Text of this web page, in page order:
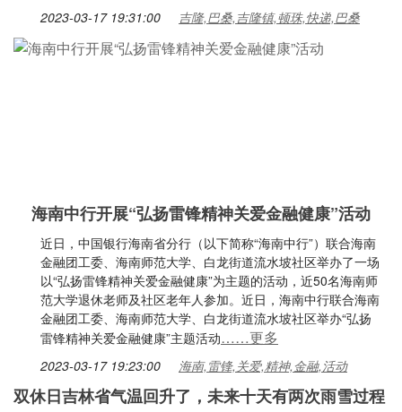
2023-03-17 19:31:00 吉隆,巴桑,吉隆镇,顿珠,快递,巴桑
海南中行开展“弘扬雷锋精神关爱金融健康”活动
近日，中国银行海南省分行（以下简称“海南中行”）联合海南
金融团工委、海南师范大学、白龙街道流水坡社区举办了一场
以“弘扬雷锋精神关爱金融健康”为主题的活动，近50名海南师
范大学退休老师及社区老年人参加。近日，海南中行联合海南
金融团工委、海南师范大学、白龙街道流水坡社区举办“弘扬
雷锋精神关爱金融健康”主题活动……更多
2023-03-17 19:23:00 海南,雷锋,关爱,精神,金融,活动
双休日吉林省气温回升了，未来十天有两次雨雪过程